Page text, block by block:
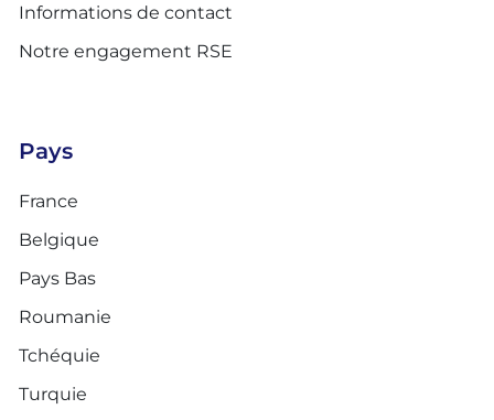
Informations de contact
Notre engagement RSE
Pays
France
Belgique
Pays Bas
Roumanie
Tchéquie
Turquie